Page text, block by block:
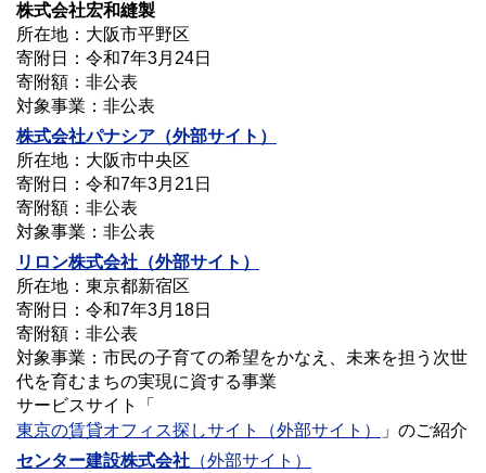
株式会社宏和縫製
所在地：大阪市平野区
寄附日：令和7年3月24日
寄附額：非公表
対象事業：非公表
株式会社パナシア （外部サイト）
所在地：大阪市中央区
寄附日：令和7年3月21日
寄附額：非公表
対象事業：非公表
リロン株式会社 （外部サイト）
所在地：東京都新宿区
寄附日：令和7年3月18日
寄附額：非公表
対象事業：市民の子育ての希望をかなえ、未来を担う次世
代を育むまちの実現に資する事業
サービスサイト「
東京の賃貸オフィス探しサイト（外部サイト）
」のご紹介
センター建設株式会社 （外部サイト）